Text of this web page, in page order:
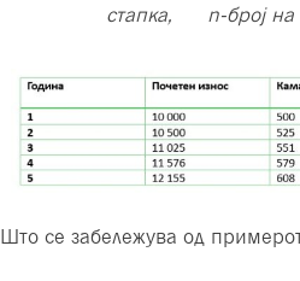
стапка, n-број на
Што се забележува од